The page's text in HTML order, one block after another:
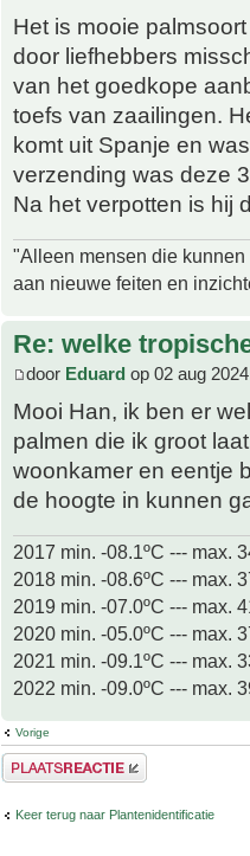
Het is mooie
door liefhebbers
van het goedkope
toefs van zaailingen.
komt uit Spanje en
verzending was deze
Na het verpotten is hij
"Alleen mensen die
aan nieuwe feiten en
Re: welke
door Eduard op 02 aug
Mooi Han, ik ben er
palmen die ik groot
woonkamer en eentje
de hoogte in kunnen
2017 min. -08.1ºC --- max.
2018 min. -08.6ºC --- max.
2019 min. -07.0ºC --- max.
2020 min. -05.0ºC --- max.
2021 min. -09.1ºC --- max.
2022 min. -09.0ºC --- max.
Vorige
Plaats een reactie
Keer terug naar Plantenidentificatie